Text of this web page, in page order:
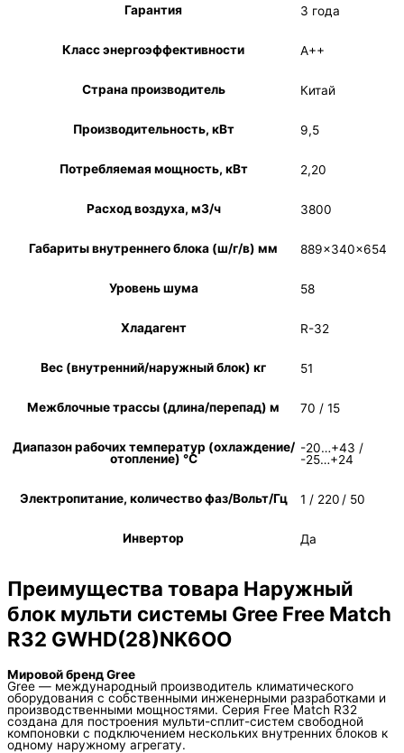
Гарантия 3 года
Класс энергоэффективности A++
Страна производитель Китай
Производительность, кВт 9,5
Потребляемая мощность, кВт 2,20
Расход воздуха, м3/ч 3800
Габариты внутреннего блока (ш/г/в) мм 889×340×654
Уровень шума 58
Хладагент R-32
Вес (внутренний/наружный блок) кг 51
Межблочные трассы (длина/перепад) м 70 / 15
Диапазон рабочих температур (охлаждение/
отопление) °C
-20…+43 /
-25…+24
Электропитание, количество фаз/Вольт/Гц 1 / 220 / 50
Инвертор Да
Преимущества товара Наружный
блок мульти системы Gree Free Match
R32 GWHD(28)NK6OO
Мировой бренд Gree
Gree — международный производитель климатического
оборудования с собственными инженерными разработками и
производственными мощностями. Серия Free Match R32
создана для построения мульти-сплит-систем свободной
компоновки с подключением нескольких внутренних блоков к
одному наружному агрегату.